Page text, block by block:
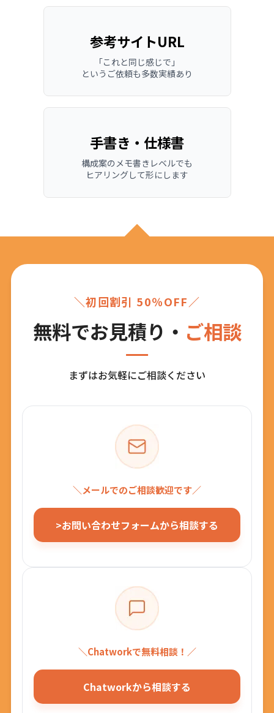
参考サイトURL
「これと同じ感じで」
というご依頼も多数実績あり
手書き・仕様書
構成案のメモ書きレベルでも
ヒアリングして形にします
＼初回割引 50％OFF／
無料でお見積り・ ご相談
まずはお気軽にご相談ください
＼メールでのご相談歓迎です／
>お問い合わせフォームから相談する
＼Chatworkで無料相談！／
Chatworkから相談する